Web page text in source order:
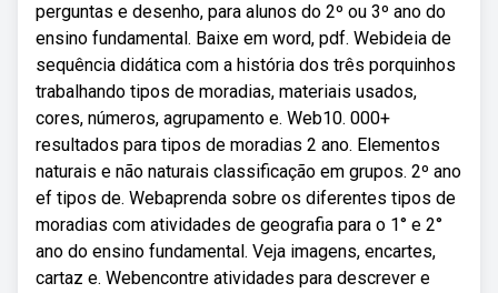
perguntas e desenho, para alunos do 2º ou 3º ano do
ensino fundamental. Baixe em word, pdf. Webideia de
sequência didática com a história dos três porquinhos
trabalhando tipos de moradias, materiais usados,
cores, números, agrupamento e. Web10. 000+
resultados para tipos de moradias 2 ano. Elementos
naturais e não naturais classificação em grupos. 2º ano
ef tipos de. Webaprenda sobre os diferentes tipos de
moradias com atividades de geografia para o 1° e 2°
ano do ensino fundamental. Veja imagens, encartes,
cartaz e. Webencontre atividades para descrever e